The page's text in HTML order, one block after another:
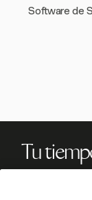
Software de
Tu
Únete a más